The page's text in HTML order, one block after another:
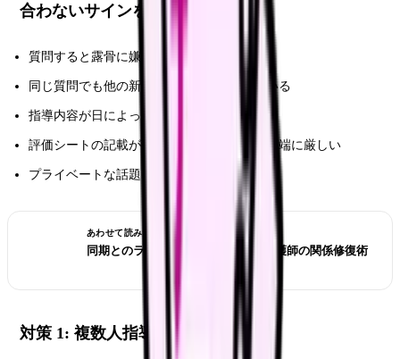
合わないサインをチェック
質問すると露骨に嫌な顔をされる
同じ質問でも他の新人には優しく対応している
指導内容が日によって変わる
評価シートの記載が他のプリセプターより極端に厳しい
プライベートな話題に踏み込まれる
あわせて読みたい
同期とのライバル心・嫉妬が辛い 看護師の関係修復術
対策 1: 複数人指導を活用